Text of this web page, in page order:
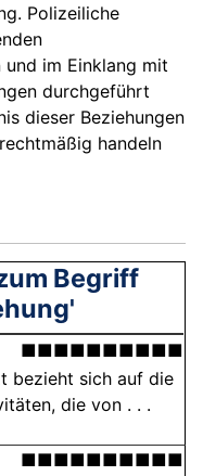
Polizeiliche
und im Einklang mit
durchgeführt
dieser Beziehungen
handeln
Begriff
■■■■■■■■■■
bezieht sich auf die
die von . . .
■■■■■■■■■■